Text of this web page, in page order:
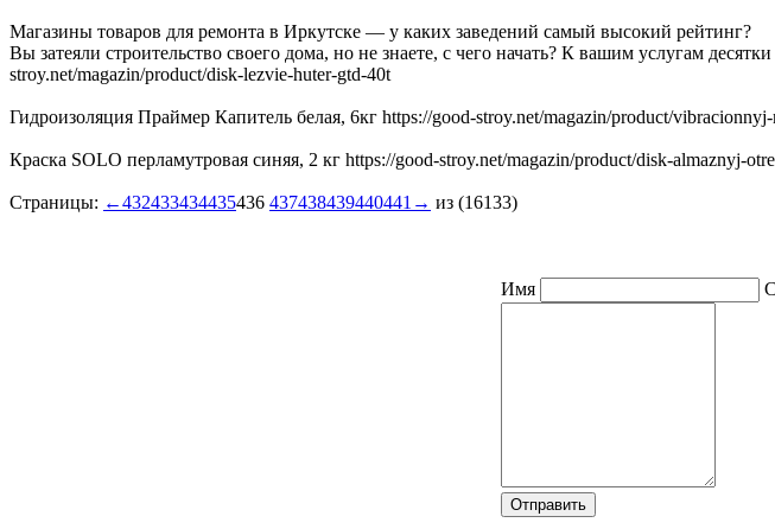
Магазины товаров для ремонта в Иркутске — у каких заведений самый высокий рейтинг?
Вы затеяли строительство своего дома, но не знаете, с чего начать? К вашим услугам
stroy.net/magazin/product/disk-lezvie-huter-gtd-40t
Гидроизоляция Праймер Капитель белая, 6кг https://good-stroy.net/magazin/product/
Краска SOLO перламутровая синяя, 2 кг https://good-stroy.net/magazin/product/disk-almaznyj-
Страницы: ←432433434435436 437438439440441 → из (16133)
Имя